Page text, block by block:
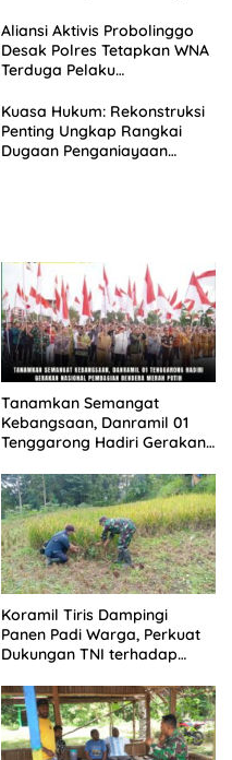
Aliansi Aktivis Probolinggo
Desak Polres Tetapkan WNA
Terduga Pelaku
sebagai Tersangka
Kuasa Hukum: Rekonstruksi
Penting Ungkap Rangkai
Dugaan Penganiayaan
Tanamkan Semangat
Kebangsaan, Danramil 01
Tenggarong Hadiri Gerakan
Bendera Merah Putih
Koramil Tiris Dampingi
Panen Padi Warga, Perkuat
Dukungan TNI terhadap